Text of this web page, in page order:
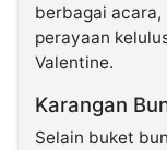
berbagai
perayaan
Valentine.
Karangan
Selain buket